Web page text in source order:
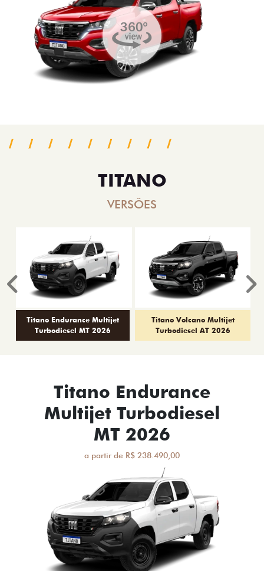
TITANO
VERSÕES
Titano Endurance Multijet
Turbodiesel MT 2026
Titano Volcano Multijet
Turbodiesel AT 2026
Anterior
Titano Endurance
Multijet Turbodiesel
MT 2026
a partir de R$ 238.490,00